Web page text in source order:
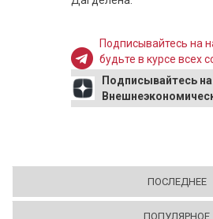
Подписывайтесь на
будьте в курсе всех
Подписывайтесь на
ПОСЛЕДНЕЕ
ПОПУЛЯРНОЕ